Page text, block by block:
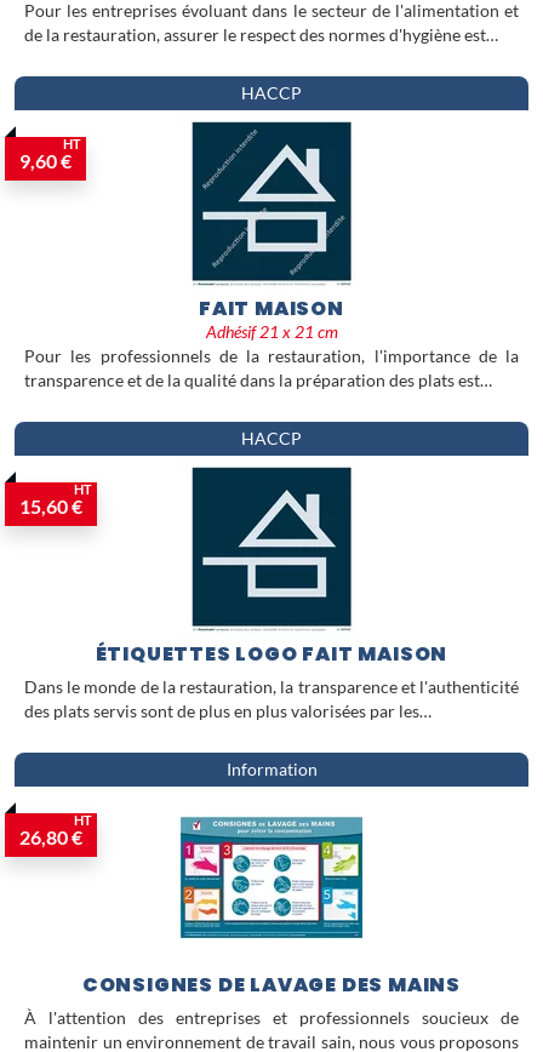
Pour les entreprises évoluant dans le secteur de l'alimentation et
de la restauration, assurer le respect des normes d'hygiène est…
HACCP
9,60 €
HT
FAIT MAISON
Adhésif 21 x 21 cm
Pour les professionnels de la restauration, l'importance de la
transparence et de la qualité dans la préparation des plats est…
HACCP
15,60 €
HT
ÉTIQUETTES LOGO FAIT MAISON
Dans le monde de la restauration, la transparence et l'authenticité
des plats servis sont de plus en plus valorisées par les…
Information
26,80 €
HT
CONSIGNES DE LAVAGE DES MAINS
À l'attention des entreprises et professionnels soucieux de
maintenir un environnement de travail sain, nous vous proposons